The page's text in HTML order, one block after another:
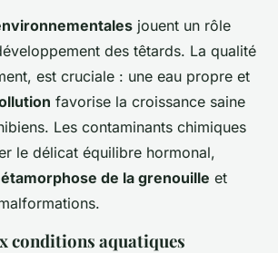
jouent un rôle
des têtards. La qualité
est cruciale : une eau propre et
favorise la croissance saine
Les contaminants chimiques
le délicat équilibre hormonal,
de la grenouille et
conditions aquatiques